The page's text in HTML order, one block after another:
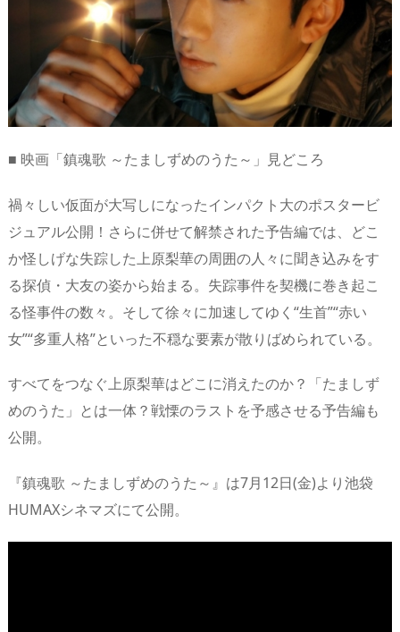
■ 映画「鎮魂歌 ～たましずめのうた～」見どころ
禍々しい仮面が大写しになったインパクト大のポスタービ
ジュアル公開！さらに併せて解禁された予告編では、どこ
か怪しげな失踪した上原梨華の周囲の人々に聞き込みをす
る探偵・大友の姿から始まる。失踪事件を契機に巻き起こ
る怪事件の数々。そして徐々に加速してゆく“生首”“赤い
女”“多重人格”といった不穏な要素が散りばめられている。
すべてをつなぐ上原梨華はどこに消えたのか？「たましず
めのうた」とは一体？戦慄のラストを予感させる予告編も
公開。
『鎮魂歌 ～たましずめのうた～』は7月12日(金)より池袋
HUMAXシネマズにて公開。